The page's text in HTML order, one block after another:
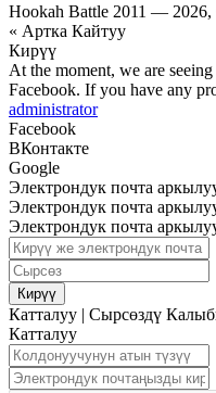
Hookah Battle 2011 — 2026,
« Артка Кайтуу
Кирүү
At the moment, we are
Facebook. If you have any
administrator
Facebook
ВКонтакте
Google
Электрондук почта
Электрондук почта
Электрондук почта
Кирүү
Катталуу | Сырсөздү
Катталуу